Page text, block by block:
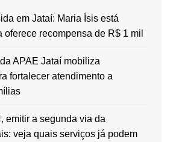
em Jataí: Maria Ísis está
oferece recompensa de R$ 1 mil
APAE Jataí mobiliza
fortalecer atendimento a
emitir a segunda via da
veja quais serviços já podem